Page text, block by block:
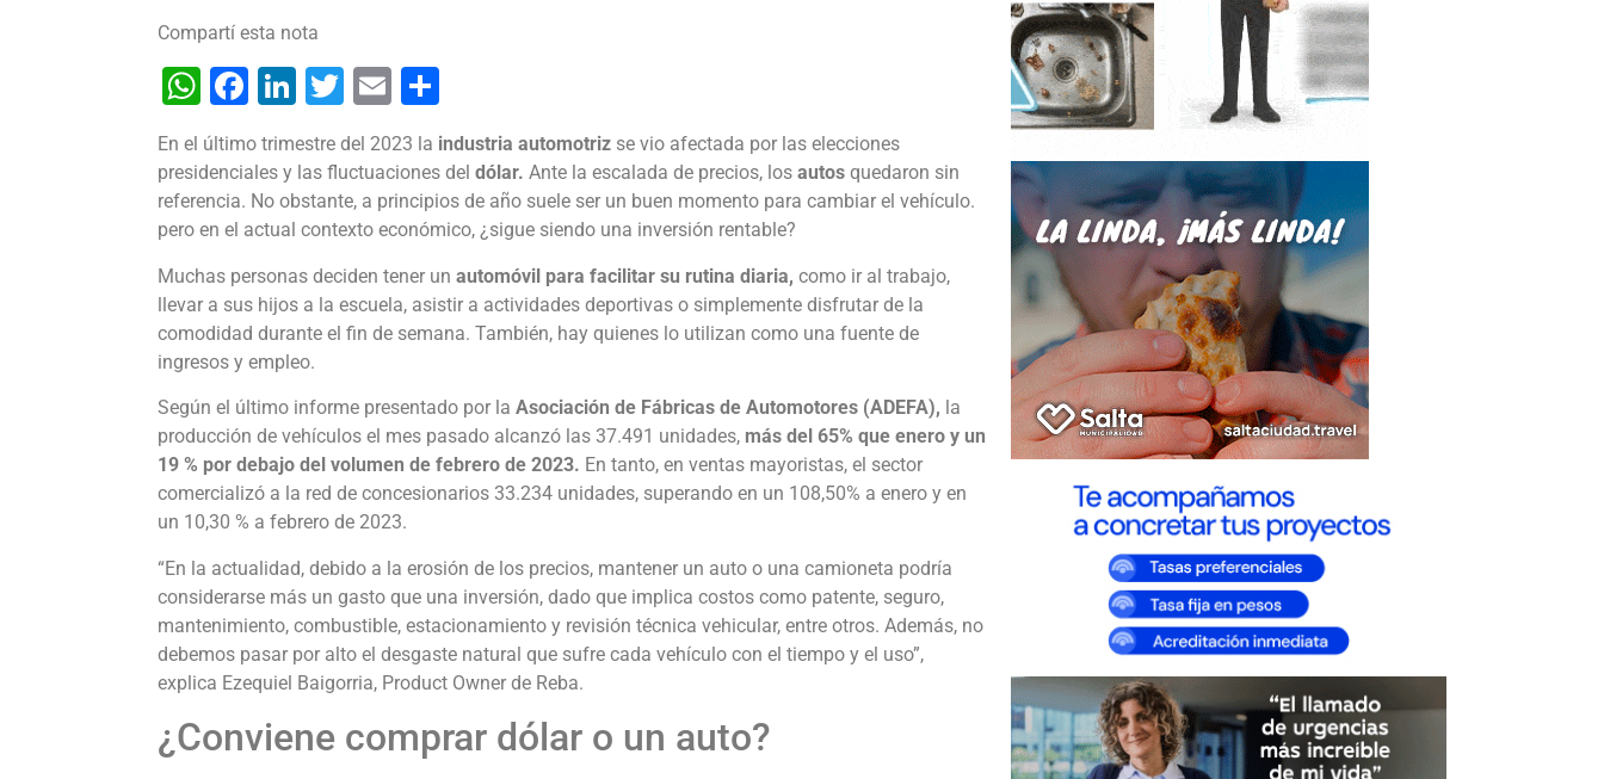
Compartí esta nota
WhatsApp
Facebook
LinkedIn
TwitterEmail
En el último trimestre del 2023 la industria automotriz se vio afectada por las elecciones
presidenciales y las fluctuaciones del dólar. Ante la escalada de precios, los autos quedaron sin
referencia. No obstante, a principios de año suele ser un buen momento para cambiar el vehículo.
pero en el actual contexto económico, ¿sigue siendo una inversión rentable?
Muchas personas deciden tener un automóvil para facilitar su rutina diaria, como ir al trabajo,
llevar a sus hijos a la escuela, asistir a actividades deportivas o simplemente disfrutar de la
comodidad durante el fin de semana. También, hay quienes lo utilizan como una fuente de
ingresos y empleo.
Según el último informe presentado por la Asociación de Fábricas de Automotores (ADEFA), la
producción de vehículos el mes pasado alcanzó las 37.491 unidades, más del 65% que enero y un
19 % por debajo del volumen de febrero de 2023. En tanto, en ventas mayoristas, el sector
comercializó a la red de concesionarios 33.234 unidades, superando en un 108,50% a enero y en
un 10,30 % a febrero de 2023.
“En la actualidad, debido a la erosión de los precios, mantener un auto o una camioneta podría
considerarse más un gasto que una inversión, dado que implica costos como patente, seguro,
mantenimiento, combustible, estacionamiento y revisión técnica vehicular, entre otros. Además, no
debemos pasar por alto el desgaste natural que sufre cada vehículo con el tiempo y el uso”,
explica Ezequiel Baigorria, Product Owner de Reba.
¿Conviene comprar dólar o un auto?